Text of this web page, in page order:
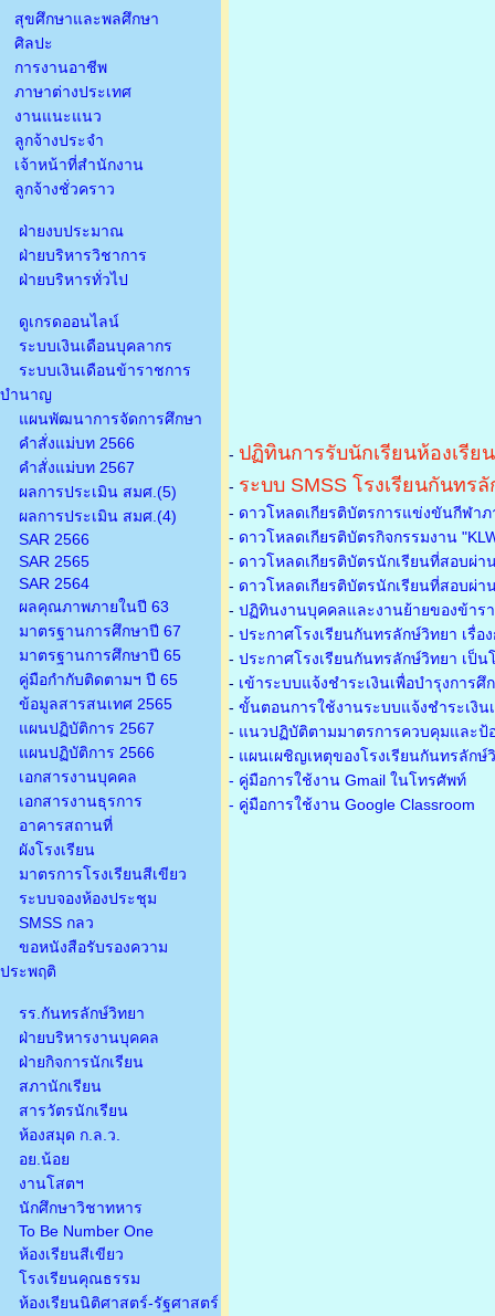
สุขศึกษาและพลศึกษา
ศิลปะ
การงานอาชีพ
ภาษาต่างประเทศ
งานแนะแนว
ลูกจ้างประจำ
เจ้าหน้าที่สำนักงาน
ลูกจ้างชั่วคราว
ฝ่ายงบประมาณ
ฝ่ายบริหารวิชาการ
ฝ่ายบริหารทั่วไป
ดูเกรดออนไลน์
ระบบเงินเดือนบุคลากร
ระบบเงินเดือนข้าราชการ
บำนาญ
แผนพัฒนาการจัดการศึกษา
คำสั่งแม่บท 2566
คำสั่งแม่บท 2567
ผลการประเมิน สมศ.(5)
ผลการประเมิน สมศ.(4)
SAR 2566
SAR 2565
SAR 2564
ผลคุณภาพภายในปี 63
มาตรฐานการศึกษาปี 67
มาตรฐานการศึกษาปี 65
คู่มือกำกับติดตามฯ ปี 65
ข้อมูลสารสนเทศ 2565
แผนปฏิบัติการ 2567
แผนปฏิบัติการ 2566
เอกสารงานบุคคล
เอกสารงานธุรการ
อาคารสถานที่
ผังโรงเรียน
มาตรการโรงเรียนสีเขียว
ระบบจองห้องประชุม
SMSS กลว
ขอหนังสือรับรองความ
ประพฤติ
รร.กันทรลักษ์วิทยา
ฝ่ายบริหารงานบุคคล
ฝ่ายกิจการนักเรียน
สภานักเรียน
สารวัตรนักเรียน
ห้องสมุด ก.ล.ว.
อย.น้อย
งานโสตฯ
นักศึกษาวิชาทหาร
To Be Number One
ห้องเรียนสีเขียว
โรงเรียนคุณธรรม
ห้องเรียนนิติศาสตร์-รัฐศาสตร์
- ปฏิทินการรับนักเรียนห้องเรีย
- ระบบ SMSS โรงเรียนกันทร
- ดาวโหลดเกียรติบัตรการแข่งขันกีฬา
- ดาวโหลดเกียรติบัตรกิจกรรมงาน
- ดาวโหลดเกียรติบัตรนักเรียนที่สอบผ่
- ดาวโหลดเกียรติบัตรนักเรียนที่สอบผ่
- ปฏิทินงานบุคคลและงานย้ายของข้าร
- ประกาศโรงเรียนกันทรลักษ์วิทยา เรื่
- ประกาศโรงเรียนกันทรลักษ์วิทยา เป็
- เข้าระบบแจ้งชำระเงินเพื่อบำรุงการศึ
- ขั้นตอนการใช้งานระบบแจ้งชำระเงิน
- แนวปฏิบัติตามมาตรการควบคุมและป้
- แผนเผชิญเหตุของโรงเรียนกันทรลัก
- คู่มือการใช้งาน Gmail ในโทรศัพท์
- คู่มือการใช้งาน Google Classroom